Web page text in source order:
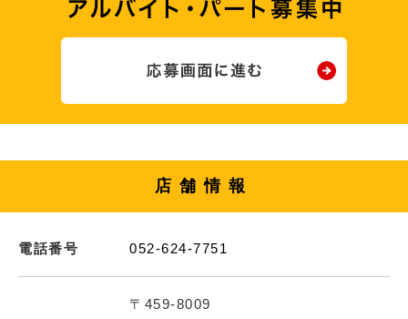
店舗情報
電話番号 052-624-7751
〒459-8009